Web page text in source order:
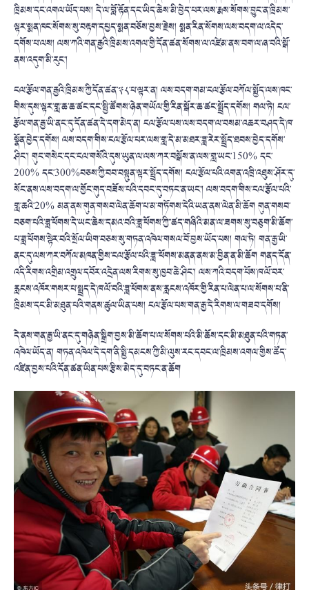
ཁྲིམས་དང་འགལ་ཡོད་པས། དེ་ལ་བློ་རྟོན་དང་ཡིད་ཆེས་མི་བྱེད་པར་ལས་རྨས་སོགས་བྱུང་ན་ཁྲིམས་
ལྟར་སྨན་ཁང་སོགས་སུ་བརྟག་དཔྱད་སྨན་བཅོས་བྱས་རྗེས། སྨན་རིན་སོགས་ལས་བདག་ལ་འདེད་
དགོས་པ་ལས། ལས་ཀའི་གན་རྒྱའི་ཁྲིམས་འགལ་གྱི་དོན་ཚན་སོགས་ལ་འཛེམ་ནས་བག་ལ་ཞ་བའི་སྒོ་
ནས་འདུག་མི་རུང་།
ངལ་རྩོལ་གན་རྒྱའི་ཁྲིམས་ཀྱི་དོན་ཚན་༣༨་པ་ལྟར་ན། ལས་བདག་གམ་ངལ་རྩོལ་བཀོལ་སྤྱོད་ལས་ཁང་
གིས་དུས་ལྟར་གླ་ཆ་ཆ་ཚང་དང་སྤྱི་ཚོགས་ཉེན་གཡོལ་གྱི་རིན་སྒོར་ཆ་ཚང་སྤྲོད་དགོས། གལ་ཏེ། ངལ་
རྩོལ་གན་རྒྱ་ཡི་ནང་དུ་དོན་ཚན་དེ་དག་མེད་ན། ངལ་རྩོལ་པས་ལས་བདག་ལ་བསམ་འཆར་བཤད་དེ་ཁ་
སྣོན་བྱེད་དགོས། ལས་བདག་གིས་ངལ་རྩོལ་པར་ལས་གླ་དེ་མ་མཐར་ཟླ་རེར་སྤྲོད་ཐབས་བྱེད་དགོས་
ཤིང་། གུང་གསེང་དང་ངལ་གསོའི་དུས་ཡུན་ལ་ལས་ཀར་བསྒོས་ན་ལས་གླ་ཡང་150% དང་
200% དང་300%བཅས་ཀྱི་བབ་བསྟུན་ལྟར་སྤྲོད་དགོས། ངལ་རྩོལ་པའི་འགན་འཁྲི་འཐུས་ཤོར་དུ་
སོང་ནས་ལས་བདག་ལ་གྱོང་གུད་བཟོས་པའི་དབང་དུ་བཏང་ན་ཡང་། ལས་བདག་གིས་ངལ་རྩོལ་པའི་
གླ་ཆའི་20% མན་ནས་གུན་གསབ་ལེན་ཆོག་པ་མ་གཏོགས་དེའི་ཡན་ནས་ལེན་མི་ཆོག གུན་གསབ་
བཅག་པའི་ཟླ་ཕོགས་དེ་ཡང་ཆེས་དམའ་བའི་ཟླ་ཕོགས་ཀྱི་་ཚད་གཞིའི་མན་ལ་ཟགས་སུ་བཅུག་མི་ཆོག་
པ་ཟླ་ཕོགས་སྟེར་བའི་སྲོལ་ཡིག་བཅས་སུ་གཏན་འཁེལ་གསལ་བོ་བྱས་ཡོད་པས། གལ་ཏེ། གན་རྒྱ་ཡི་
ནང་དུ་ལས་ཀར་བཀོལ་མཁན་གྱིས་ངལ་རྩོལ་པའི་ཟླ་་ཕོགས་མནན་ནས་མ་བྱིན་ན་མི་ཆོག གནད་དོན་
འདི་རིགས་འགྲིམ་འགྲུལ་དབོར་འདྲེན་ལས་རིགས་སུ་ཁྱབ་ཆེ་ཤིང་། ལས་ཀའི་བདག་པོས་ཁ་ལོ་བར་
རླངས་འཁོར་གསར་པ་སྤྲད་དེ་ཁ་ལོ་བའི་ཟླ་ཕོགས་ནས་རླངས་འཁོར་གྱི་རིན་པ་ལེན་པ་ལ་སོགས་པ་ནི་
ཁྲིམས་དང་མི་མཐུན་པའི་གནས་ཚུལ་ཡིན་པས། ངལ་རྩོལ་པས་གན་རྒྱ་དེ་རིགས་ལ་གཟབ་དགོས།
དེ་ནས་གན་རྒྱ་ཡི་ནང་དུ་གཉེན་སྒྲིག་བྱས་མི་ཆོག་པ་ལ་སོགས་པའི་མི་ཆོས་དང་མི་མཐུན་པའི་གཏན་
འཁེལ་ཡོད་ན། གཏན་འཁེལ་དེ་དག་ནི་སྤྱི་དམངས་ཀྱི་མི་ལུས་རང་དབང་ལ་ཁྲིམས་འགལ་གྱིས་ཚོད་
འཛིན་བྱས་པའི་དོན་ཚན་ཡིན་པས་རྩིས་མེད་དུ་བཏང་ན་ཆོག